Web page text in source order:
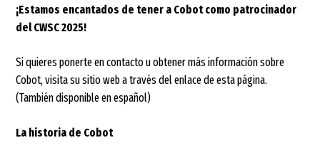
¡Estamos encantados de tener a Cobot como patrocinador
del CWSC 2025!
Si quieres ponerte en contacto u obtener más información sobre
Cobot, visita su sitio web a través del enlace de esta página.
(También disponible en español)
La historia de Cobot